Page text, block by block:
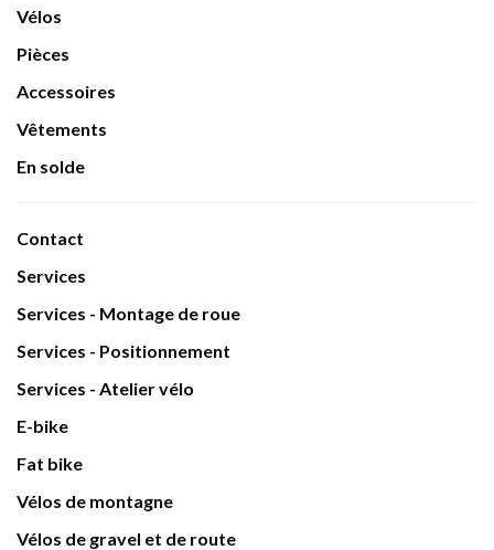
Vélos
Pièces
Accessoires
Vêtements
En solde
Contact
Services
Services - Montage de roue
Services - Positionnement
Services - Atelier vélo
E-bike
Fat bike
Vélos de montagne
Vélos de gravel et de route